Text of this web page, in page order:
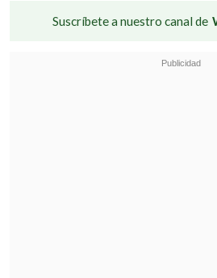
Suscríbete a nuestro canal de